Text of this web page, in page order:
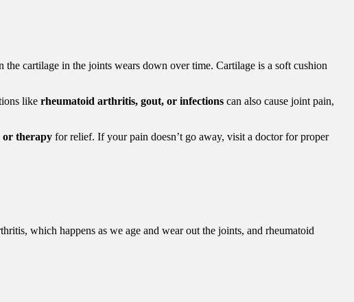
the cartilage in the joints wears down over time. Cartilage is a soft cushion
like rheumatoid arthritis, gout, or infections can also cause joint pain,
or therapy for relief. If your pain doesn’t go away, visit a doctor for proper
which happens as we age and wear out the joints, and rheumatoid